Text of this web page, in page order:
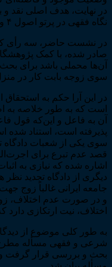
عدد
در نهایت، هدف اصلی نقد و
نگاه فقهی در پرتو اصول ۴ و ۱۶۷ قانون اساسی است.
در نشست حاضر، سه رأی که
صادر شده، با کمک
آن‌ها محملی باشد برای
سوی زوجه بابت کار در
در این آرا حکم به
است که به طور خلاصه به
آن به فاعل و این‌که قول
پذیرفته است، استناد شده
سوی یکی از شعبات دادگاه
قصد عدم تبرع برای
اشاره شده که نیازی به
دیگری از دادگاه تجدید
جامعه ایرانی غالباً زوج
و در صورت عدم اختلاف،
اختلاف، نیت ارتکازی
به طور کلی موضوع از
شرعی و فقهی مسأله مطرح
بحث و بررسی قرار گرفت و